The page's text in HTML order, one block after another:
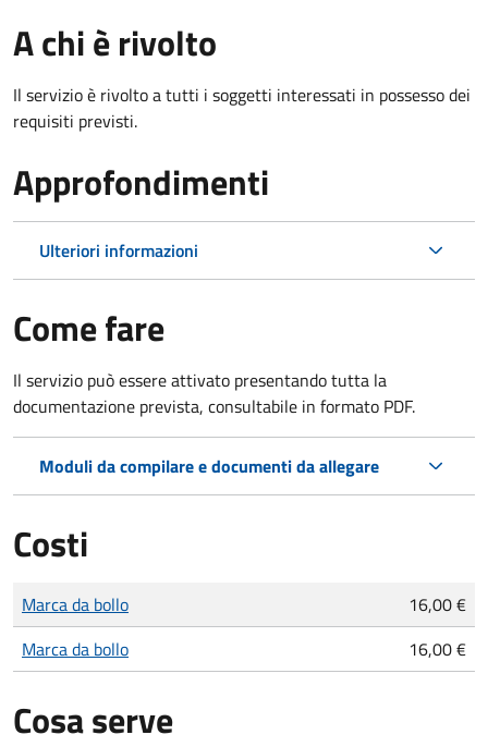
A chi è rivolto
Il servizio è rivolto a tutti i soggetti interessati in possesso dei
requisiti previsti.
Approfondimenti
Ulteriori informazioni
Come fare
Il servizio può essere attivato presentando tutta la
documentazione prevista, consultabile in formato PDF.
Moduli da compilare e documenti da allegare
Costi
Tipo di pagamento
Importo
Marca da bollo
16,00 €
Marca da bollo
16,00 €
Cosa serve